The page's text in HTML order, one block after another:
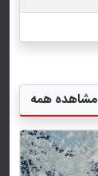
مشاهده همه